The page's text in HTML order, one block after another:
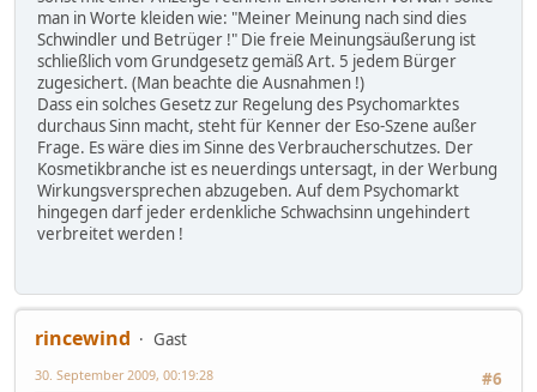
man in Worte kleiden wie: "Meiner Meinung nach sind dies
Schwindler und Betrüger !" Die freie Meinungsäußerung ist
schließlich vom Grundgesetz gemäß Art. 5 jedem Bürger
zugesichert. (Man beachte die Ausnahmen !)
Dass ein solches Gesetz zur Regelung des Psychomarktes
durchaus Sinn macht, steht für Kenner der Eso-Szene außer
Frage. Es wäre dies im Sinne des Verbraucherschutzes. Der
Kosmetikbranche ist es neuerdings untersagt, in der Werbung
Wirkungsversprechen abzugeben. Auf dem Psychomarkt
hingegen darf jeder erdenkliche Schwachsinn ungehindert
verbreitet werden !
rincewind
Gast
#6
30. September 2009, 00:19:28